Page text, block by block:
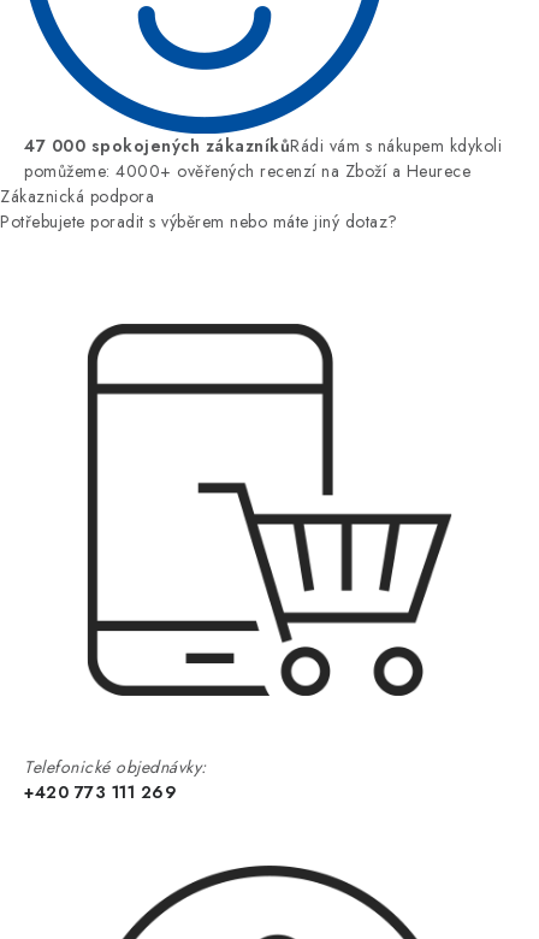
47 000 spokojených zákazníkůRádi vám s nákupem kdykoli
pomůžeme: 4000+ ověřených recenzí na Zboží a Heurece
Zákaznická podpora
Potřebujete poradit s výběrem nebo máte jiný dotaz?
Telefonické objednávky:
+420 773 111 269